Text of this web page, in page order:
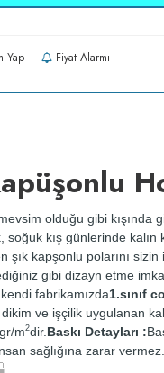
Yap Fiyat Alarmı
olduğu gibi kışında
kış günlerinde kalın
şık kapşonlu polarını
gibi dizayn etme
fabrikamızda1.sınıf
ve işçilik uygulanan
m2dir. Baskı Detayları :
sağlığına zarar vermez.